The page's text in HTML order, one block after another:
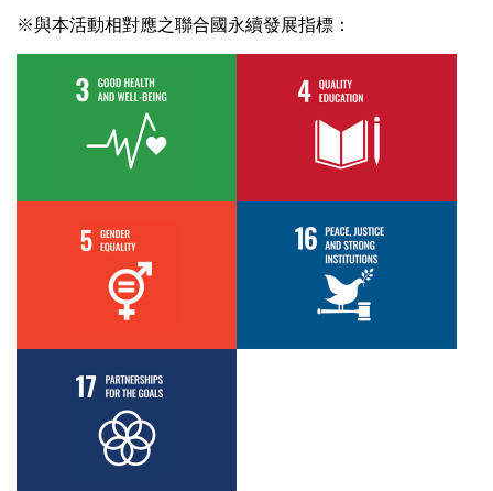
※與本活動相對應之聯合國永續發展指標：